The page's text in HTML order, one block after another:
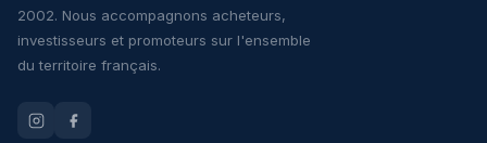
2002. Nous accompagnons acheteurs,
investisseurs et promoteurs sur l'ensemble
du territoire français.